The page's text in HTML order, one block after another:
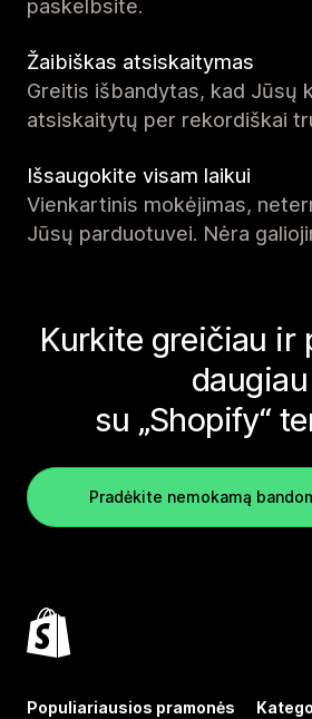
paskelbsite.
Žaibiškas atsiskaitymas
Greitis išbandytas, kad Jūsų
atsiskaitytų per rekordiškai
Išsaugokite visam laikui
Vienkartinis mokėjimas,
Jūsų parduotuvei. Nėra
Kurkite greičiau ir
daugiau
su „Shopify“
Pradėkite nemokamą
Populiariausios pramonės